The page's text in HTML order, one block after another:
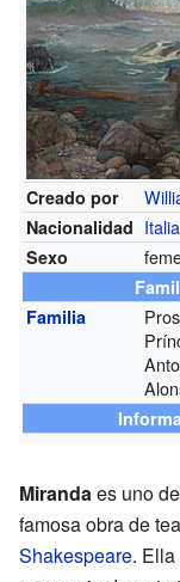
Creado por
Nacionalidad Italia
Sexo
Familia
Mirandaes uno
famosa obra de
Shakespeare.